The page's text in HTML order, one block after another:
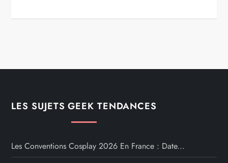
LES SUJETS GEEK TENDANCES
Les Conventions Cosplay 2026 En France : Date...